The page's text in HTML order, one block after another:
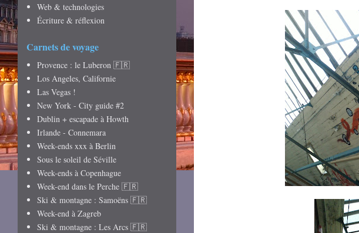
Web & technologies
Écriture & réflexion
Carnets de voyage
Provence : le Luberon 🇫🇷
Los Angeles, Californie
Las Vegas !
New York - City guide #2
Dublin + escapade à Howth
Irlande - Connemara
Week-ends xxx à Berlin
Sous le soleil de Séville
Week-ends à Copenhague
Week-end dans le Perche 🇫🇷
Ski & montagne : Samoëns 🇫🇷
Week-end à Zagreb
Ski & montagne : Les Arcs 🇫🇷